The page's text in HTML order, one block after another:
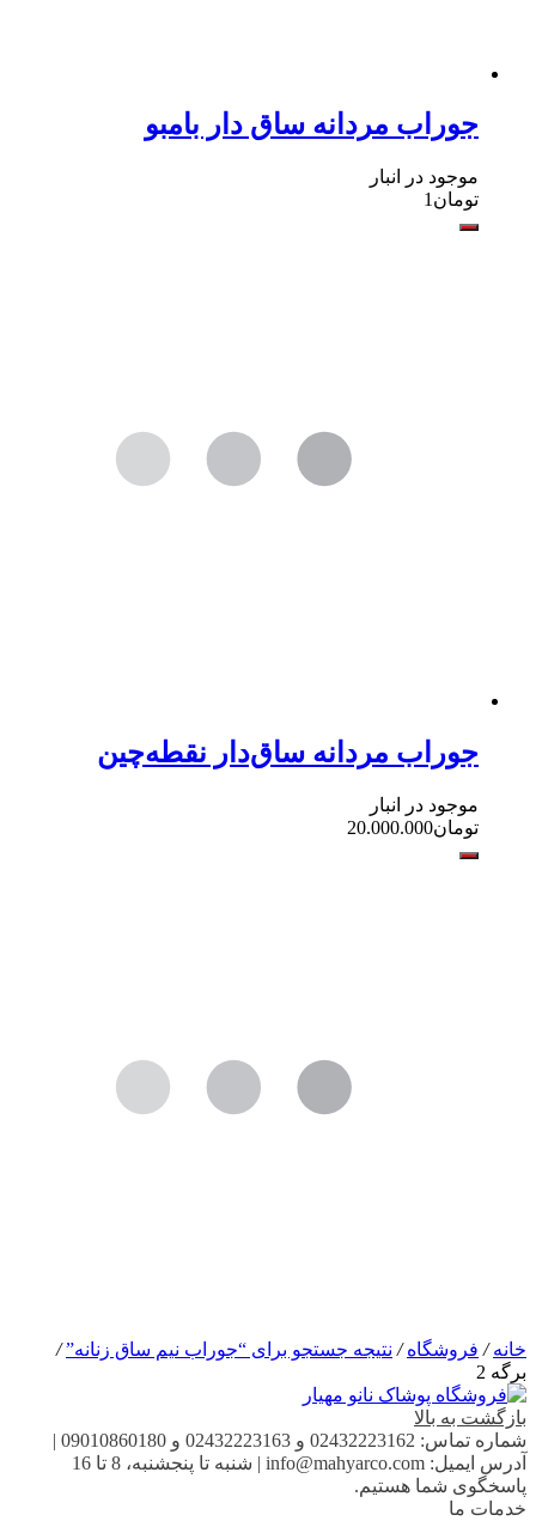
جوراب مردانه ساق دار بامبو
موجود در انبار
تومان 1
جوراب مردانه ساق‌دار نقطه‌چین
موجود در انبار
تومان20.000.000
خانه/ فروشگاه/ نتیجه جستجو برای “جوراب نیم ساق زنانه”/
برگه 2
بازگشت به بالا
شماره تماس: 02432223162 و 02432223163 و 09010860180
|
آدرس ایمیل: info@mahyarco.com
|
شنبه تا پنجشنبه، 8 تا 16
پاسخگوی شما هستیم.
خدمات ما